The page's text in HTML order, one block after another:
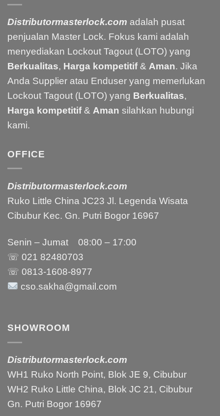
Distributormasterlock.com adalah pusat
penjualan Master Lock. Fokus kami adalah
menyediakan Lockout Tagout (LOTO) yang
Berkualitas, Harga kompetitif& Aman. Jika
Anda Supplier atau Enduser yang memerlukan
Lockout Tagout (LOTO) yang Berkualitas,
Harga kompetitif& Aman silahkan hubungi
kami.
OFFICE
Distributormasterlock.com
Ruko Little China JC23 Jl. Legenda Wisata
Cibubur Kec. Gn. Putri Bogor 16967
Senin – Jumat 08:00 – 17:00
☏ 021 82480703
☏ 0813-1608-8977
cso.sakha@gmail.com
SHOWROOM
Distributormasterlock.com
WH1 Ruko North Point, Blok JE 9, Cibubur
WH2 Ruko Little China, Blok JC 21, Cibubur
Gn. Putri Bogor 16967